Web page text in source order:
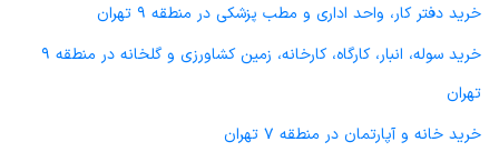
خرید دفتر کار، واحد اداری و مطب پزشکی در منطقه 9 تهران
خرید سوله، انبار، کارگاه، کارخانه، زمین کشاورزی و گلخانه در منطقه 9
تهران
خرید خانه و آپارتمان در منطقه 7 تهران